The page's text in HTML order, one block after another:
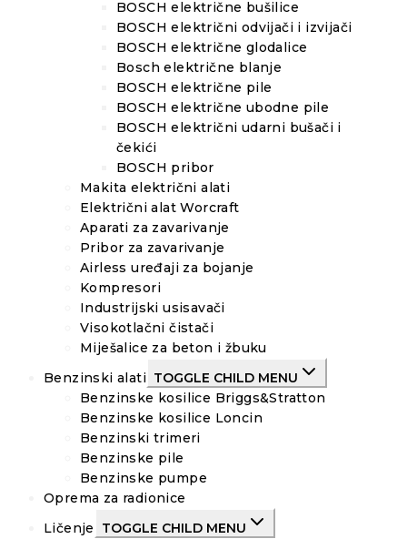
BOSCH električne bušilice
BOSCH električni odvijači i izvijači
BOSCH električne glodalice
Bosch električne blanje
BOSCH električne pile
BOSCH električne ubodne pile
BOSCH električni udarni bušači i
čekići
BOSCH pribor
Makita električni alati
Električni alat Worcraft
Aparati za zavarivanje
Pribor za zavarivanje
Airless uređaji za bojanje
Kompresori
Industrijski usisavači
Visokotlačni čistači
Miješalice za beton i žbuku
Benzinski alati TOGGLE CHILD MENU
Benzinske kosilice Briggs&Stratton
Benzinske kosilice Loncin
Benzinski trimeri
Benzinske pile
Benzinske pumpe
Oprema za radionice
Ličenje
TOGGLE CHILD MENU